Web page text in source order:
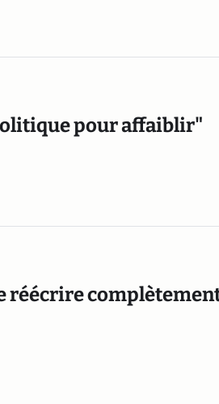
pour affaiblir"
réécrire